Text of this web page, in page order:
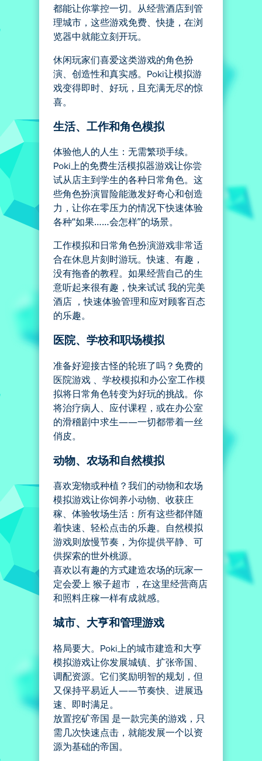
都能让你掌控一切。从经营酒店到管
理城市，这些游戏免费、快捷，在浏
览器中就能立刻开玩。
休闲玩家们喜爱这类游戏的角色扮
演、创造性和真实感。Poki让模拟游
戏变得即时、好玩，且充满无尽的惊
喜。
生活、工作和角色模拟
体验他人的人生：无需繁琐手续。
Poki上的免费生活模拟器游戏让你尝
试从店主到学生的各种日常角色。这
些角色扮演冒险能激发好奇心和创造
力，让你在零压力的情况下快速体验
各种“如果……会怎样”的场景。
工作模拟和日常角色扮演游戏非常适
合在休息片刻时游玩。快速、有趣，
没有拖沓的教程。如果经营自己的生
意听起来很有趣，快来试试 我的完美
酒店 ，快速体验管理和应对顾客百态
的乐趣。
医院、学校和职场模拟
准备好迎接古怪的轮班了吗？免费的
医院游戏 、学校模拟和办公室工作模
拟将日常角色转变为好玩的挑战。你
将治疗病人、应付课程，或在办公室
的滑稽剧中求生——一切都带着一丝
俏皮。
动物、农场和自然模拟
喜欢宠物或种植？我们的动物和农场
模拟游戏让你饲养小动物、收获庄
稼、体验牧场生活：所有这些都伴随
着快速、轻松点击的乐趣。自然模拟
游戏则放慢节奏，为你提供平静、可
供探索的世外桃源。
喜欢以有趣的方式建造农场的玩家一
定会爱上 猴子超市 ，在这里经营商店
和照料庄稼一样有成就感。
城市、大亨和管理游戏
格局要大。Poki上的城市建造和大亨
模拟游戏让你发展城镇、扩张帝国、
调配资源。它们奖励明智的规划，但
又保持平易近人——节奏快、进展迅
速、即时满足。
放置挖矿帝国 是一款完美的游戏，只
需几次快速点击，就能发展一个以资
源为基础的帝国。